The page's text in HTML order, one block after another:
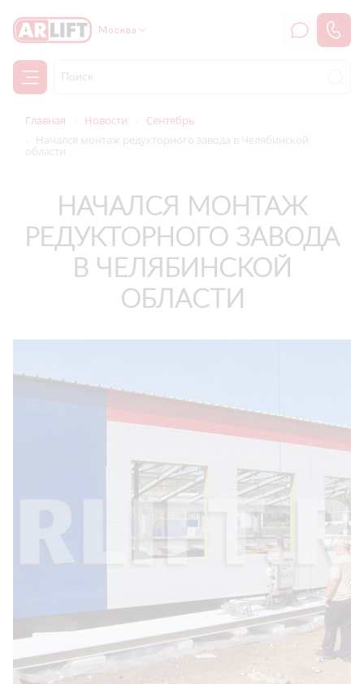
Москва
Главная Новости
Сентябрь
Начался монтаж редукторного завода в Челябинской
области
НАЧАЛСЯ МОНТАЖ
РЕДУКТОРНОГО ЗАВОДА
В ЧЕЛЯБИНСКОЙ
ОБЛАСТИ